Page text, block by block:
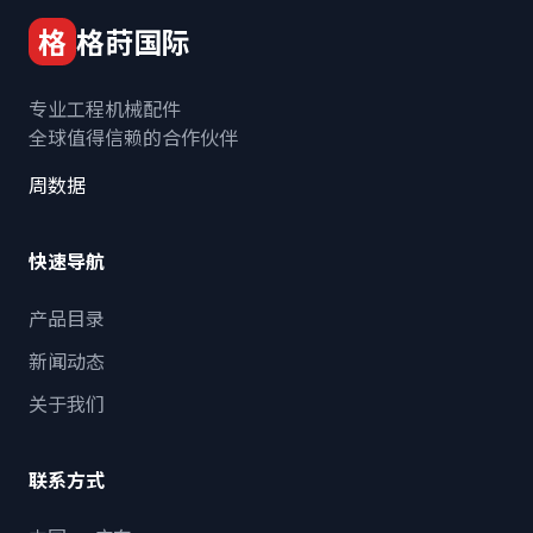
格 格莳国际
专业工程机械配件
全球值得信赖的合作伙伴
周数据
快速导航
产品目录
新闻动态
关于我们
联系方式